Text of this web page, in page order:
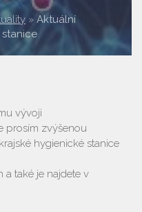
» Aktuální
vývoji
prosím zvýšenou
hygienické stanice
a také je najdete v